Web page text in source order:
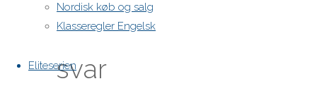
Nordisk køb og salg
Klasseregler Engelsk
Eliteserien
et
svar